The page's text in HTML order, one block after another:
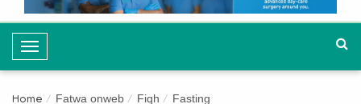
T
o
Home Fatwa onweb Fiqh Fasting